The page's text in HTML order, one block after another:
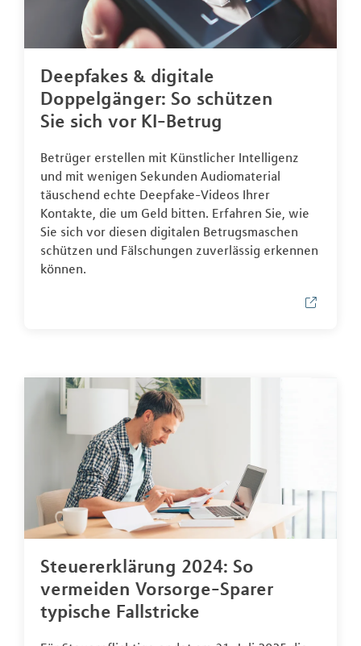
Deepfakes & digitale
Doppelgänger: So schützen
Sie sich vor KI-Betrug
Betrüger erstellen mit Künstlicher Intelligenz
und mit wenigen Sekunden Audiomaterial
täuschend echte Deepfake-Videos Ihrer
Kontakte, die um Geld bitten. Erfahren Sie, wie
Sie sich vor diesen digitalen Betrugsmaschen
schützen und Fälschungen zuverlässig erkennen
können.
Steuererklärung 2024: So
vermeiden Vorsorge-Sparer
typische Fallstricke